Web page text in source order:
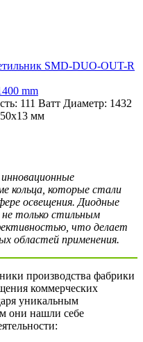
mm
111 Ватт Диаметр: 1432
50х13 мм
кольца, которые стали
освещения. Диодные
только стильным
что делает
областей применения.
производства фабрики
коммерческих
уникальным
они нашли себе